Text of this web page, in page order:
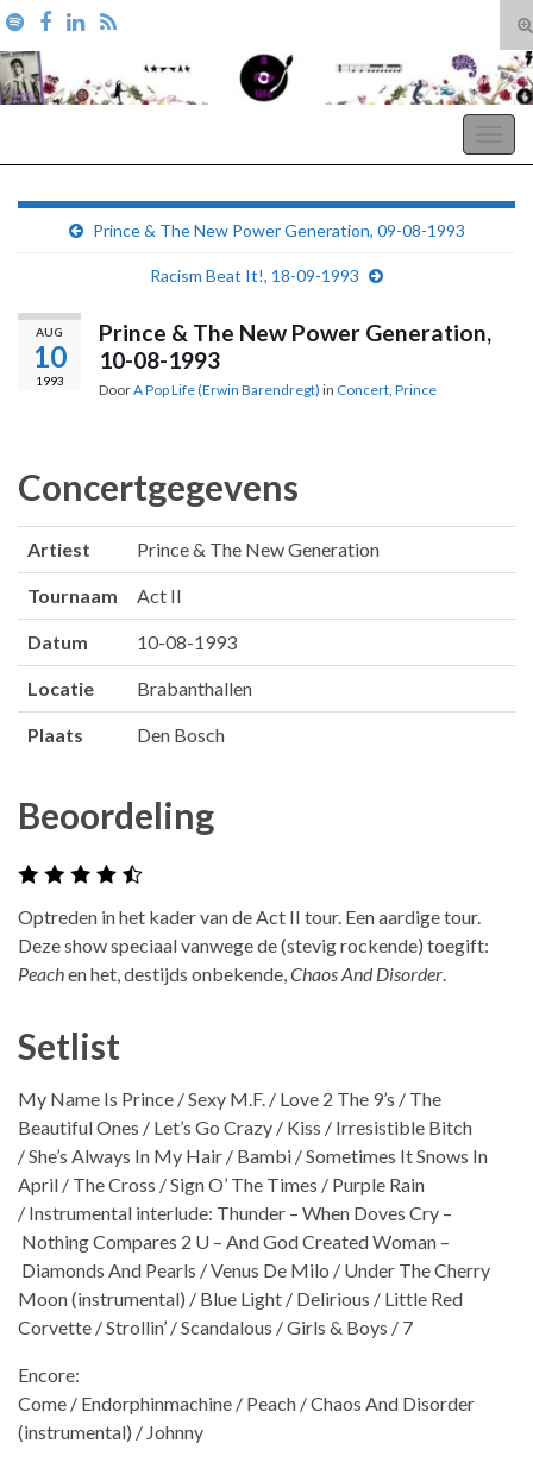
Search for:
Prince & The New Power Generation, 09-08-1993
Racism Beat It!, 18-09-1993
AUG
10
1993
Prince & The New Power Generation,
10-08-1993
DoorA Pop Life (Erwin Barendregt) in Concert, Prince
Concertgegevens
Artiest Prince & The New Generation
Tournaam Act II
Datum 10-08-1993
Locatie Brabanthallen
Plaats Den Bosch
Beoordeling
Optreden in het kader van de Act II tour. Een aardige tour.
Deze show speciaal vanwege de (stevig rockende) toegift:
Peachen het, destijds onbekende,Chaos And Disorder.
Setlist
My Name Is Prince / Sexy M.F. / Love 2 The 9’s / The
Beautiful Ones / Let’s Go Crazy / Kiss / Irresistible Bitch
/ She’s Always In My Hair / Bambi / Sometimes It Snows In
April / The Cross / Sign O’ The Times / Purple Rain
/ Instrumental interlude: Thunder – When Doves Cry –
Nothing Compares 2 U – And God Created Woman –
Diamonds And Pearls / Venus De Milo / Under The Cherry
Moon (instrumental) / Blue Light / Delirious / Little Red
Corvette / Strollin’ / Scandalous / Girls & Boys / 7
Encore:
Come / Endorphinmachine / Peach / Chaos And Disorder
(instrumental) / Johnny